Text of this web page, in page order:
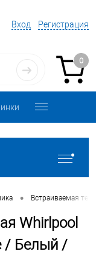
Вход Регистрация
0
• Встраиваемая
Whirlpool
/ Белый /